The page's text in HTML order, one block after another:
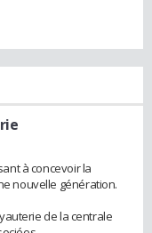
à concevoir la
nouvelle génération.
de la centrale